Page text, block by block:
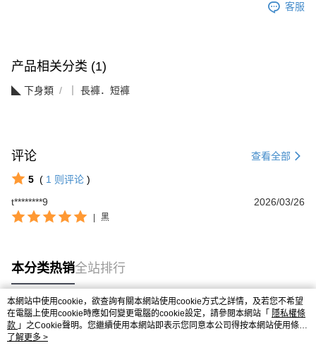
客服
产品相关分类 (1)
◣ 下身類 ｜ 長褲．短褲
评论 查看全部
5 ( 1 则评论 )
t********9
2026/03/26
| 黑
本分类热销全站排行
热门标签
本網站中使用cookie，欲查詢有關本網站使用cookie方式之詳情，及若您不希望
在電腦上使用cookie時應如何變更電腦的cookie設定，請參閱本網站「 隱私權條
款 」之Cookie聲明。您繼續使用本網站即表示您同意本公司得按本網站使用條款
之Cookie聲明使用cookie。
了解更多 >